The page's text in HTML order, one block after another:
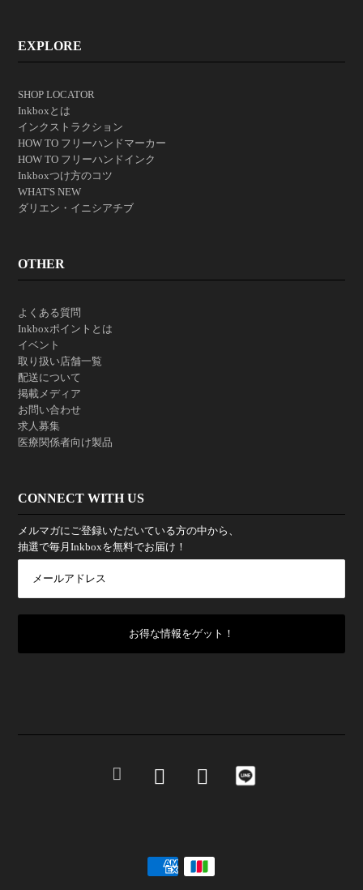
EXPLORE
SHOP LOCATOR
Inkboxとは
インクストラクション
HOW TO フリーハンドマーカー
HOW TO フリーハンドインク
Inkboxつけ方のコツ
WHAT'S NEW
ダリエン・イニシアチブ
OTHER
よくある質問
Inkboxポイントとは
イベント
取り扱い店舗一覧
配送について
掲載メディア
お問い合わせ
求人募集
医療関係者向け製品
CONNECT WITH US
メルマガにご登録いただいている方の中から、
抽選で毎月Inkboxを無料でお届け！